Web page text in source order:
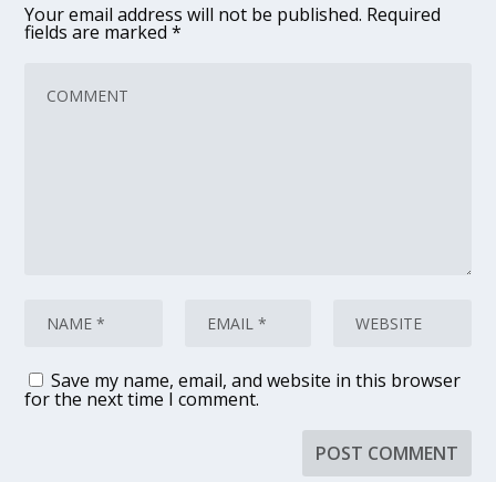
Your email address will not be published. Required
fields are marked*
Save my name, email, and website in this browser
for the next time I comment.